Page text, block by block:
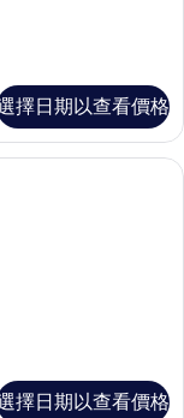
擇日期以查看價格
Twin | 1 間臥室
擇日期以查看價格